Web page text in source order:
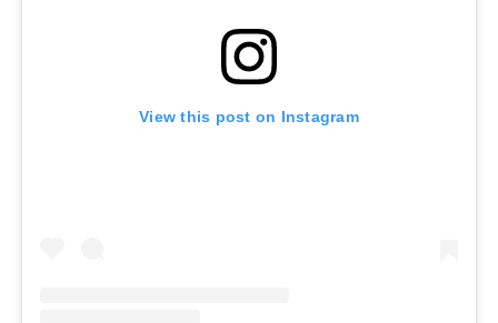
View this post on Instagram